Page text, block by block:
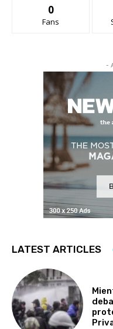
0
Fans
-
LATEST ARTICLES